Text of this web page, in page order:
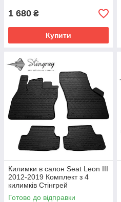
1 680 ₴
Купити
Килимки в салон Seat Leon III
2012-2019 Комплект з 4
килимків Стінгрей
Готово до відправки